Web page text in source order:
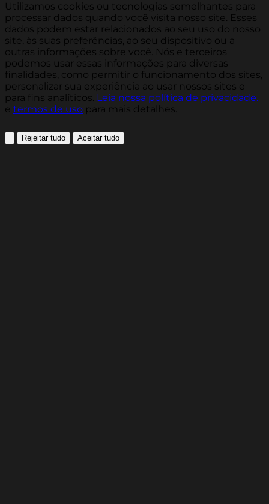
Utilizamos cookies ou tecnologias semelhantes para
processar dados quando você visita nosso site. Esses
dados podem estar relacionados ao seu uso do nosso
site, às suas preferências, ao seu dispositivo ou a
outras informações sobre você. Nós e terceiros
podemos usar essas informações para diversas
finalidades, como permitir o funcionamento dos sites,
personalizar sua experiência ao usar nossos sites e
para fins analíticos. Leia nossa política de privacidade.
e termos de uso para mais detalhes.
Rejeitar tudo Aceitar tudo